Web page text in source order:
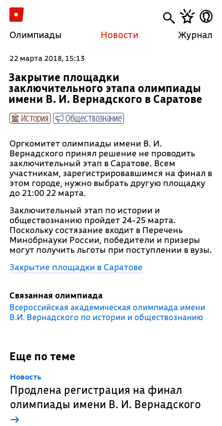
Олимпиады Новости Журнал
22 марта 2018, 15:13
Закрытие площадки
заключительного этапа олимпиады
имени В. И. Вернадского в Саратове
История Обществознание
Оргкомитет олимпиады имени В. И.
Вернадского принял решение не проводить
заключительный этап в Саратове. Всем
участникам, зарегистрировавшимся на финал в
этом городе, нужно выбрать другую площадку
до 21:00 22 марта.
Заключительный этап по истории и
обществознанию пройдет 24-25 марта.
Поскольку состязание входит в Перечень
Минобрнауки России, победители и призеры
могут получить льготы при поступлении в вузы.
Закрытие площадки в Саратове
Связанная олимпиада
Всероссийская академическая олимпиада имени
В.И. Вернадского по истории и обществознанию
Еще по теме
Новость
Продлена регистрация на финал
олимпиады имени В. И. Вернадского
→